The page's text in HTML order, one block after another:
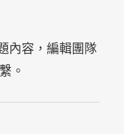
內容，編輯團隊
。